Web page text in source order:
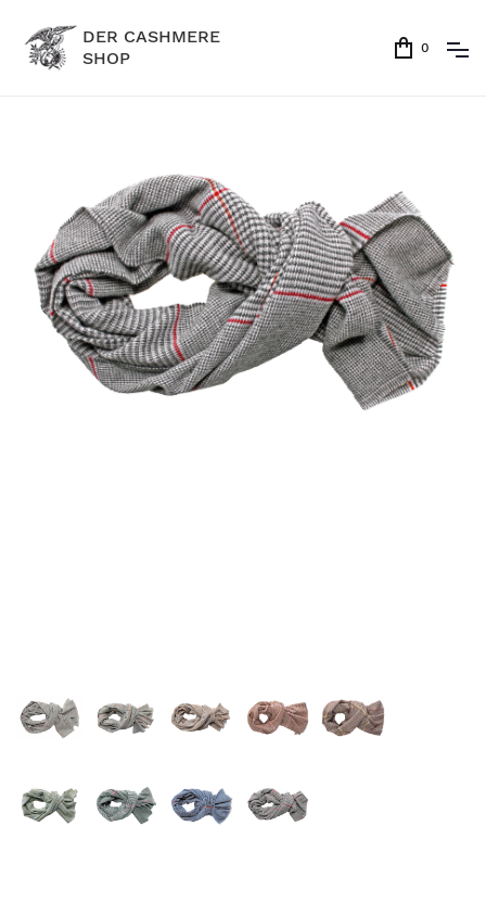
DER CASHMERE
SHOP
0